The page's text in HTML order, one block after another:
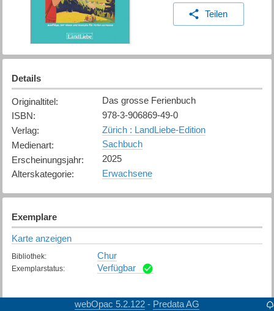
Teilen
Details
Originaltitel:
Das grosse Ferienbuch
ISBN:
978-3-906869-49-0
Verlag:
Zürich : LandLiebe-Edition
Medienart:
Sachbuch
Erscheinungsjahr:
2025
Alterskategorie: Erwachsene
Exemplare
Karte anzeigen
Bibliothek: Chur
Exemplarstatus: Verfügbar
webOpac 5.2.122 - Predata AG